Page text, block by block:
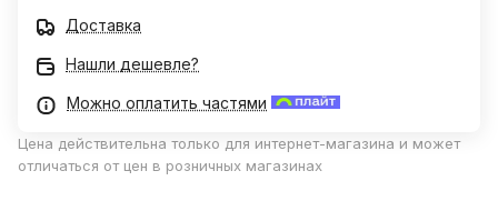
Доставка
Нашли дешевле?
Можно оплатить частями
Цена действительна только для интернет-магазина и может
отличаться от цен в розничных магазинах